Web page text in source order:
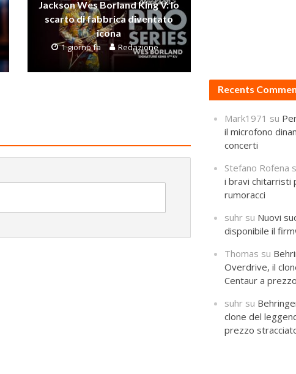
Jackson Wes Borland King V: lo
scarto di fabbrica diventato
icona
1 giorno fa Redazione
Recents
Mark1971 su
il microfono
concerti
Stefano Rofena
i bravi chitarristi
rumoracci
suhr su Nuovi
disponibile il
Thomas su
Overdrive, il
Centaur a
suhr su
clone del
prezzo